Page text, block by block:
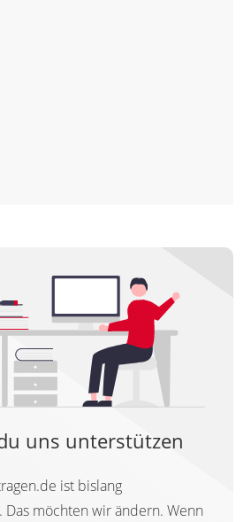
uns unterstützen
ist bislang
möchten wir ändern. Wenn